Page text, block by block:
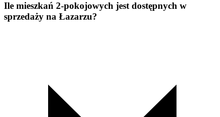
Ile mieszkań 2-pokojowych jest dostępnych w
sprzedaży na Łazarzu?